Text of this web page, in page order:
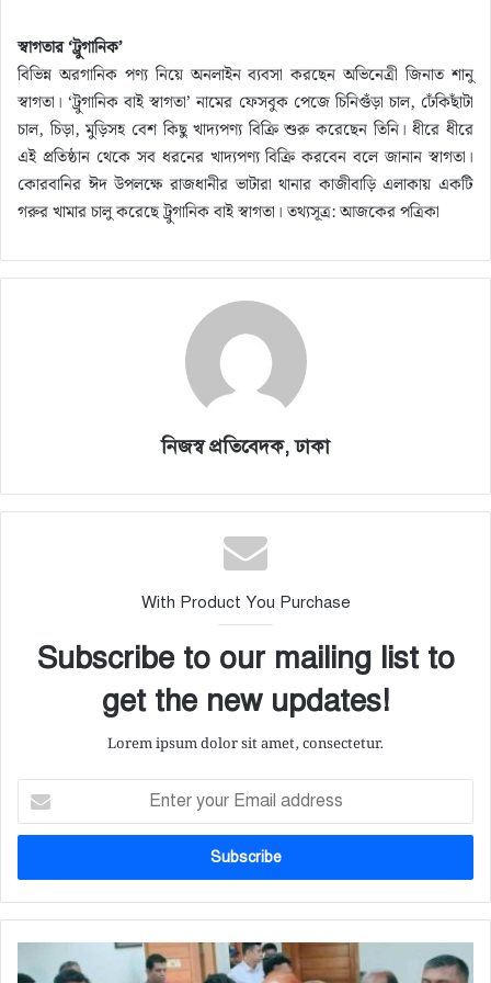
স্বাগতার ‘ট্রুগানিক’
বিভিন্ন অরগানিক পণ্য নিয়ে অনলাইন ব্যবসা করছেন অভিনেত্রী জিনাত শানু
স্বাগতা। ‘ট্রুগানিক বাই স্বাগতা’ নামের ফেসবুক পেজে চিনিগুঁড়া চাল, ঢেঁকিছাঁটা
চাল, চিড়া, মুড়িসহ বেশ কিছু খাদ্যপণ্য বিক্রি শুরু করেছেন তিনি। ধীরে ধীরে
এই প্রতিষ্ঠান থেকে সব ধরনের খাদ্যপণ্য বিক্রি করবেন বলে জানান স্বাগতা।
কোরবানির ঈদ উপলক্ষে রাজধানীর ভাটারা থানার কাজীবাড়ি এলাকায় একটি
গরুর খামার চালু করেছে ট্রুগানিক বাই স্বাগতা। তথ্যসূত্র: আজকের পত্রিকা
নিজস্ব প্রতিবেদক, ঢাকা
With Product You Purchase
Subscribe to our mailing list to
get the new updates!
Lorem ipsum dolor sit amet, consectetur.
t
r
y
rসি